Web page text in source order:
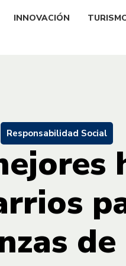
INNOVACIÓN
Responsabilidad Social